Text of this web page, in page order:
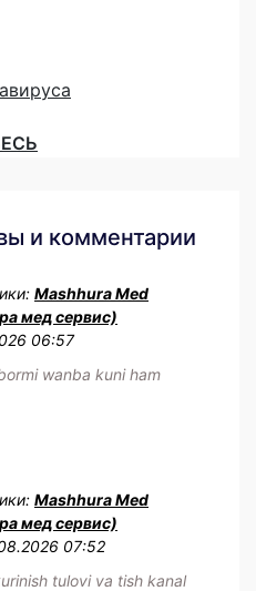
и комментарии
Mashhura Med
мед сервис)
06:57
wanba kuni ham
Mashhura Med
мед сервис)
07:52
tulovi va tish kanal